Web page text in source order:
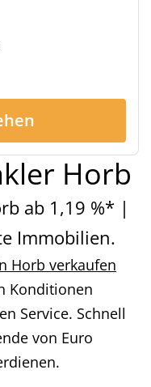
Horb
ab 1,19 %* |
Immobilien.
Horb verkaufen
Konditionen
Service. Schnell
von Euro